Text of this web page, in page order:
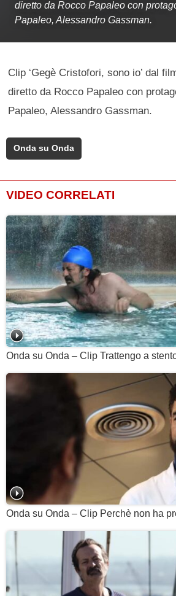
diretto da Rocco Papaleo con
Papaleo, Alessandro Gassman.
Clip ‘Gegè Cristofori, sono io’ dal
diretto da Rocco Papaleo con
Papaleo, Alessandro Gassman.
Onda su Onda
VIDEO CORRELATI
Onda su Onda – Clip Trattengo a
Onda su Onda – Clip Perchè non ha